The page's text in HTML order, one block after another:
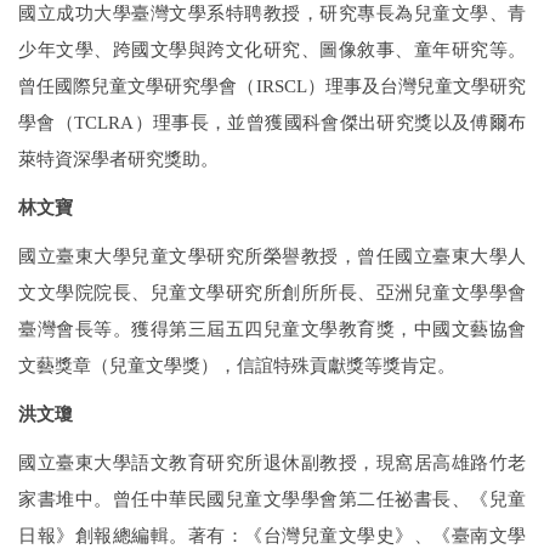
國立成功大學臺灣文學系特聘教授，研究專長為兒童文學、青
少年文學、跨國文學與跨文化研究、圖像敘事、童年研究等。
曾任國際兒童文學研究學會（IRSCL）理事及台灣兒童文學研究
學會（TCLRA ）理事長，並曾獲國科會傑出研究獎以及傅爾布
萊特資深學者研究獎助。
林文寶
國立臺東大學兒童文學研究所榮譽教授，曾任國立臺東大學人
文文學院院長、兒童文學研究所創所所長、亞洲兒童文學學會
臺灣會長等。獲得第三屆五四兒童文學教育獎，中國文藝協會
文藝獎章（兒童文學獎），信誼特殊貢獻獎等獎肯定。
洪文瓊
國立臺東大學語文教育研究所退休副教授，現窩居高雄路竹老
家書堆中。曾任中華民國兒童文學學會第二任祕書長、《兒童
日報》創報總編輯。著有：《台灣兒童文學史》、《臺南文學